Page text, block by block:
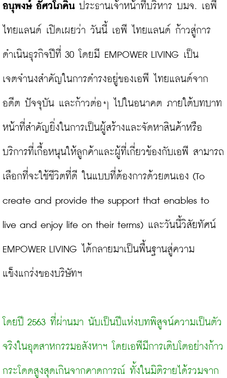
อนุพงษ์ อัศวโภคิน ประธานเจ้าหน้าที่บริหาร บมจ. เอพี
ไทยแลนด์ เปิดเผยว่า วันนี้ เอพี ไทยแลนด์ ก้าวสู่การ
ดำเนินธุรกิจปีที่ 30 โดยมี EMPOWER LIVING เป็น
เจตจำนงสำคัญในการดำรงอยู่ของเอพี ไทยแลนด์จาก
อดีต ปัจจุบัน และก้าวต่อๆ ไปในอนาคต ภายใต้บทบาท
หน้าที่สำคัญยิ่งในการเป็นผู้สร้างและจัดหาสินค้าหรือ
บริการที่เกื้อหนุนให้ลูกค้าและผู้ที่เกี่ยวข้องกับเอพี สามารถ
เลือกที่จะใช้ชีวิตที่ดี ในแบบที่ต้องการด้วยตนเอง (To
create and provide the support that enables to
live and enjoy life on their terms) และวันนี้วิสัยทัศน์
EMPOWER LIVING ได้กลายมาเป็นพื้นฐานสู่ความ
แข็งแกร่งของบริษัทฯ
โดยปี 2563 ที่ผ่านมา นับเป็นปีแห่งบทพิสูจน์ความเป็นตัว
จริงในอุตสาหกรรมอสังหาฯ โดยเอพีมีการเติบโตอย่างก้าว
กระโดดสูงสุดเกินจากคาดการณ์ ทั้งในมิติรายได้รวมจาก